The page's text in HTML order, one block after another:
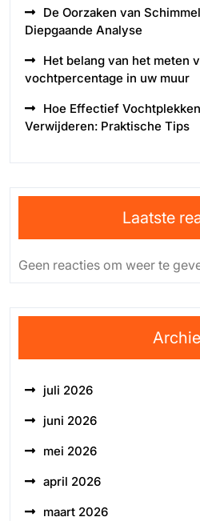
De Oorzaken van
Diepgaande Analyse
Het belang van het meten
vochtpercentage in uw muur
Hoe Effectief
Verwijderen: Praktische Tips
Laatste
Geen reacties om weer te
juli 2026
juni 2026
mei 2026
april 2026
maart 2026